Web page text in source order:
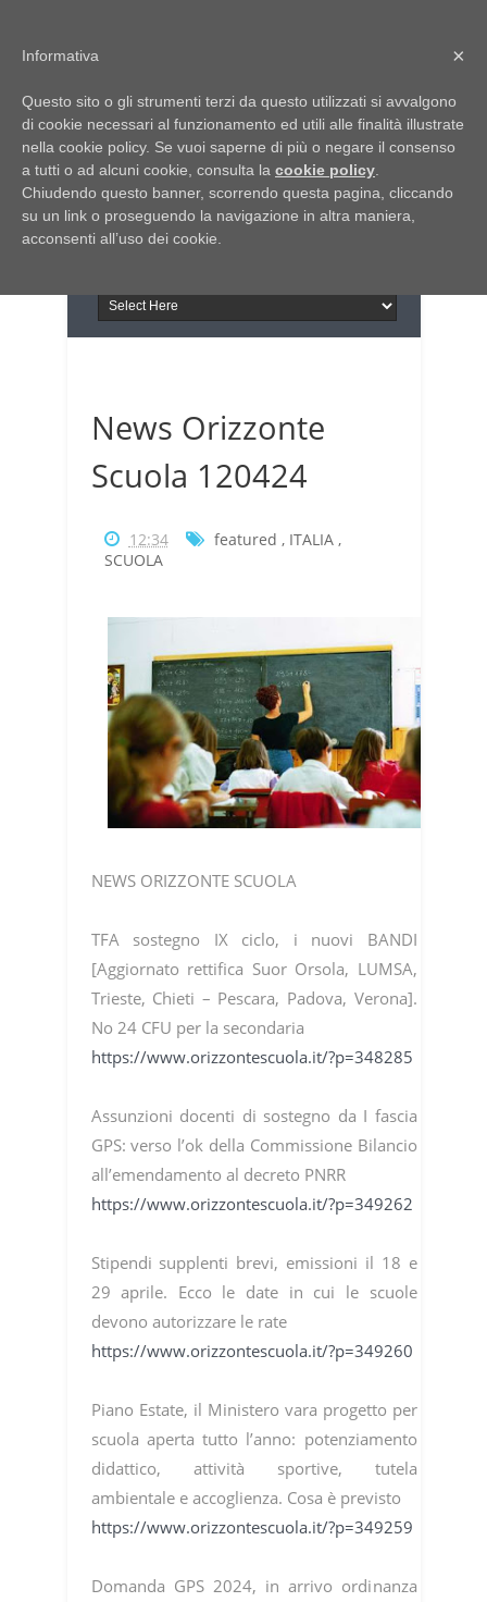
Italia Notizie
Giornale di Basilicata
Giornale di Puglia
INFORMAPUGLIA
Il portale n.1 del lavoro
in Puglia
News Orizzonte
Scuola 120424
12:34 featured , ITALIA,
SCUOLA
NEWS ORIZZONTE SCUOLA
TFA sostegno IX ciclo, i nuovi BANDI
[Aggiornato rettifica Suor Orsola, LUMSA,
Trieste, Chieti – Pescara, Padova, Verona].
No 24 CFU per la secondaria
https://www.orizzontescuola.it/?p=348285
Assunzioni docenti di sostegno da I fascia
GPS: verso l’ok della Commissione Bilancio
all’emendamento al decreto PNRR
https://www.orizzontescuola.it/?p=349262
Stipendi supplenti brevi, emissioni il 18 e
29 aprile. Ecco le date in cui le scuole
devono autorizzare le rate
https://www.orizzontescuola.it/?p=349260
Piano Estate, il Ministero vara progetto per
scuola aperta tutto l’anno: potenziamento
didattico, attività sportive, tutela
ambientale e accoglienza. Cosa è previsto
https://www.orizzontescuola.it/?p=349259
Domanda GPS 2024, in arrivo ordinanza
×
Informativa
Questo sito o gli strumenti terzi da questo utilizzati si avvalgono
di cookie necessari al funzionamento ed utili alle finalità illustrate
nella cookie policy. Se vuoi saperne di più o negare il consenso
a tutti o ad alcuni cookie, consulta la cookie policy
Chiudendo questo banner, scorrendo questa pagina, cliccando
su un link o proseguendo la navigazione in altra maniera,
acconsenti all’uso dei cookie.